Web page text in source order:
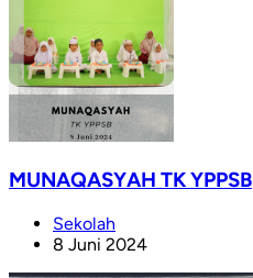
MUNAQASYAH TK YPPSB
Sekolah
8 Juni 2024